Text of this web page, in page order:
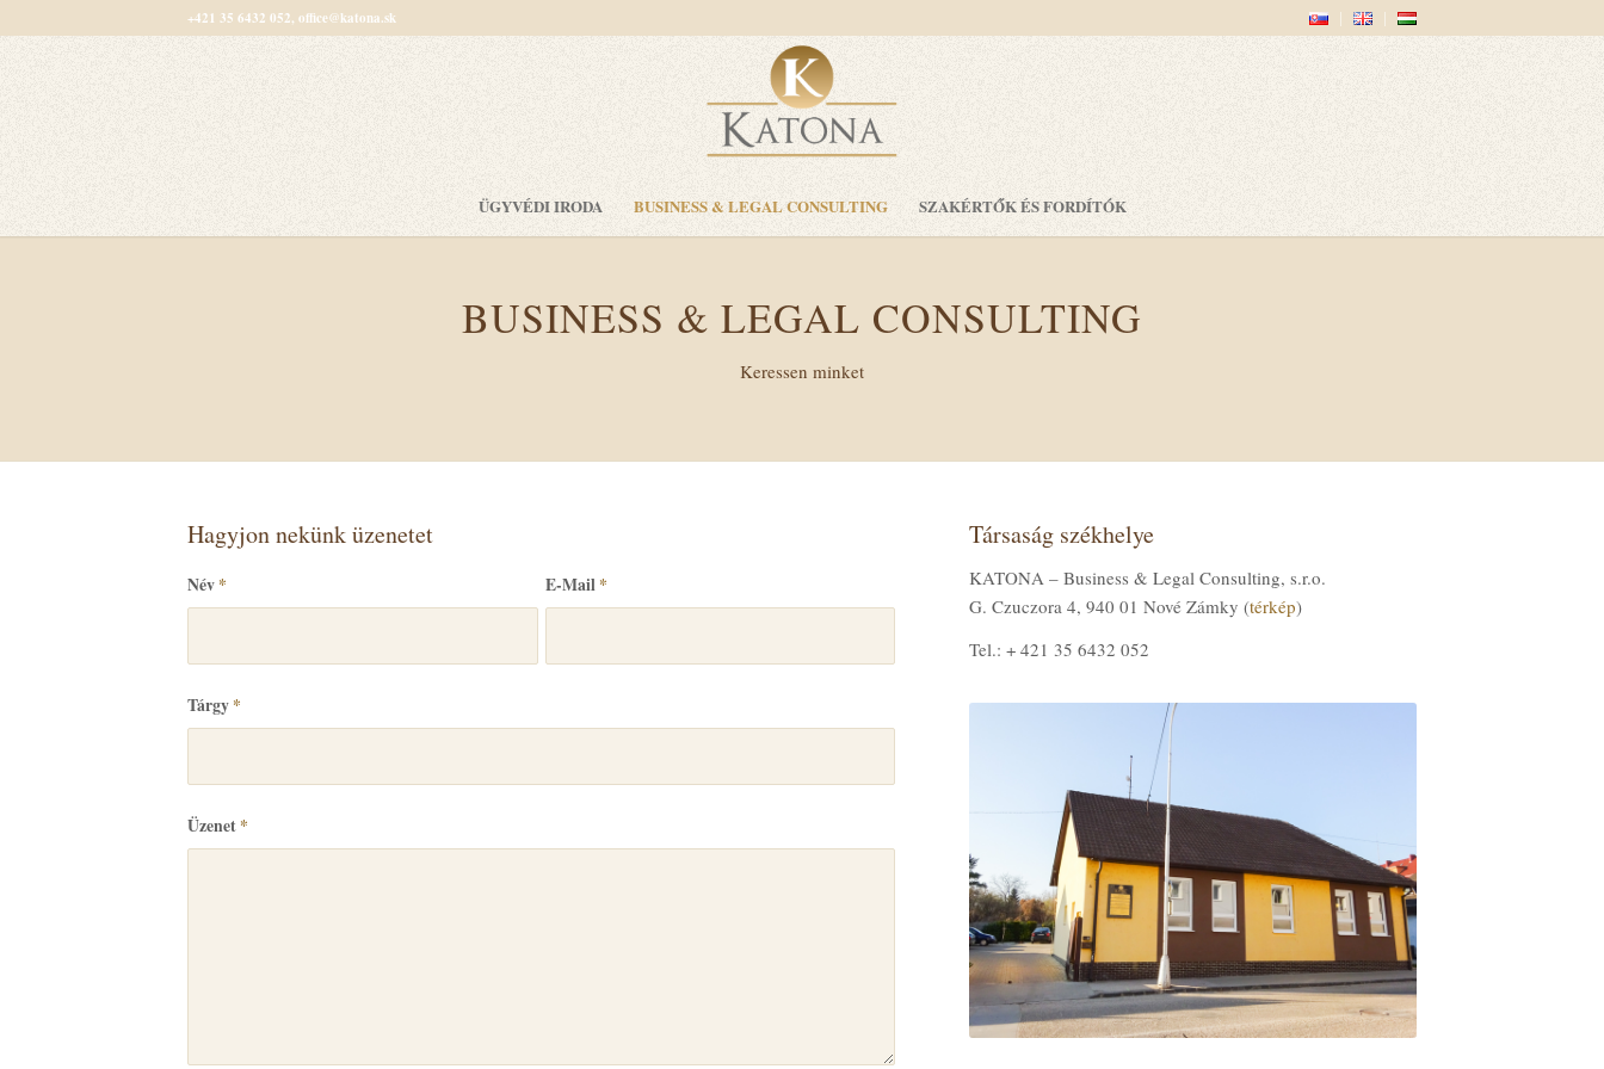
+421 35 6432 052, office@katona.sk
ÜGYVÉDI IRODA BUSINESS & LEGAL CONSULTING SZAKÉRTŐK ÉS FORDÍTÓK
BUSINESS & LEGAL CONSULTING
Keressen minket
Hagyjon nekünk üzenetet
Név * E-Mail *
Tárgy *
Üzenet *
Társaság székhelye
KATONA – Business & Legal Consulting, s.r.o.
G. Czuczora 4, 940 01 Nové Zámky (térkép)
Tel.: + 421 35 6432 052